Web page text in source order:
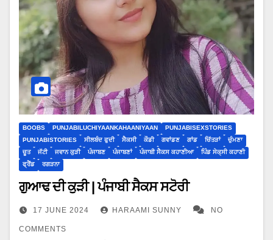
BOOBS PUNJABILUCHIYAANKAHAANIYAAN
PUNJABISEXSTORIES
PUNJABISTORIES
ਸੀਲਬੰਦ ਫੁਦੀ ਸੈਕਸੀ ਕੌਡੀ ਗਵਾਂਡਣ ਗਾਂਡ ਚਿੱਤੜਾਂ
ਚੁੰਮਣਾ
ਚੂਤ
ਜੱਟੀ ਜਵਾਨ ਕੁੜੀ ਪੰਜਾਬਣ ਪੰਜਾਬਣਾਂ ਪੰਜਾਬੀ ਸੈਕਸ ਕਹਾਣੀਆ
ਪਿੰਡ ਸੇਕ੍ਸੀ ਕਹਾਣੀ
ਫ੍ਰੈਂਡ
ਰਗੜਨਾ
ਗੁਆਢ ਦੀ ਕੁੜੀ | ਪੰਜਾਬੀ ਸੈਕਸ ਸਟੋਰੀ
17 JUNE 2024 HARAAMI SUNNY NO
COMMENTS